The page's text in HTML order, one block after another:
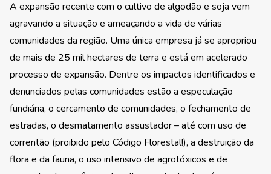
A expansão recente com o cultivo de algodão e soja vem
agravando a situação e ameaçando a vida de várias
comunidades da região. Uma única empresa já se apropriou
de mais de 25 mil hectares de terra e está em acelerado
processo de expansão. Dentre os impactos identificados e
denunciados pelas comunidades estão a especulação
fundiária, o cercamento de comunidades, o fechamento de
estradas, o desmatamento assustador – até com uso de
correntão (proibido pelo Código Florestal!), a destruição da
flora e da fauna, o uso intensivo de agrotóxicos e de